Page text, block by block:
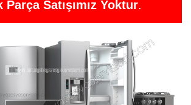
Parça Satışımız Yoktur.